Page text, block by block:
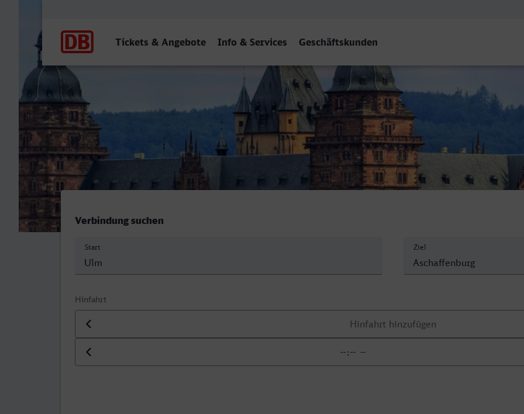
Tickets & Angebote Info & Services Geschäftskunden
Ulm Hbf - Aschaffenburg Hbf
Verbindung suchen
Start Ziel
Hinfahrt
Datum der Hinfahrt
Uhrzeit der Hinfahrt